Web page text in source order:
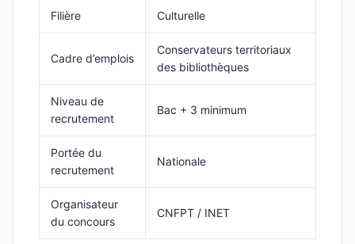
Filière Culturelle
Cadre d’emplois
Conservateurs territoriaux
des bibliothèques
Niveau de
recrutement
Bac + 3 minimum
Portée du
recrutement
Nationale
Organisateur
du concours
CNFPT / INET